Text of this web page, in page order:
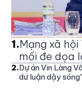
1.Mạng xã
mối đe dọa
2.Dự án Vin Làng
dư luận dậy